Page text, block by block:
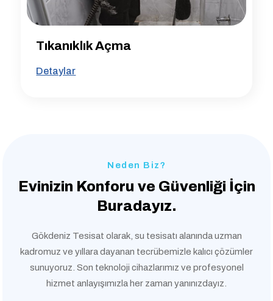
Tıkanıklık Açma
Detaylar
Neden Biz?
Evinizin Konforu ve Güvenliği İçin
Buradayız.
Gökdeniz Tesisat olarak, su tesisatı alanında uzman
kadromuz ve yıllara dayanan tecrübemizle kalıcı çözümler
sunuyoruz. Son teknoloji cihazlarımız ve profesyonel
hizmet anlayışımızla her zaman yanınızdayız.